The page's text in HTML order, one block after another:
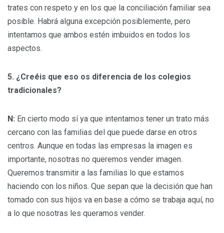
trates con respeto y en los que la conciliación familiar sea
posible. Habrá alguna excepción posiblemente, pero
intentamos que ambos estén imbuidos en todos los
aspectos.
5. ¿Creéis que eso os diferencia de los colegios
tradicionales?
N: En cierto modo sí ya que intentamos tener un trato más
cercano con las familias del que puede darse en otros
centros. Aunque en todas las empresas la imagen es
importante, nosotras no queremos vender imagen.
Queremos transmitir a las familias lo que estamos
haciendo con los niños. Que sepan que la decisión que han
tomado con sus hijos va en base a cómo se trabaja aquí, no
a lo que nosotras les queramos vender.